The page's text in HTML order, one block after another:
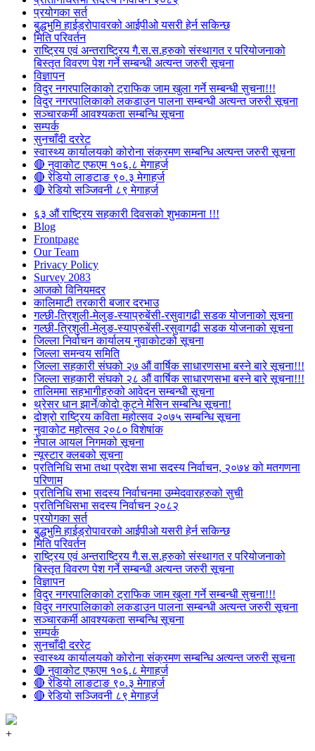
प्रयोगका सर्त
बुद्धभुमि हाईड्रोपावरको आईपीओ यसरी हेर्न सकिन्छ
मिति परिवर्तन
राष्ट्रिय एवं अन्तराष्ट्रिय गै.स.स.हरुको संस्थागत र परियोजनाको
बिस्तृत विवरण पेश गर्ने सम्बन्धी अत्यन्त जरुरी सूचना
विज्ञापन
विदुर नगरपालिकाको ट्राफिक जाम खुला गर्ने सम्बन्धी सुचना!!!
विदुर नगरपालिकाको लकडाउन पालना सम्बन्धी अत्यन्त जरुरी सूचना
सञ्चारकर्मी आवश्यकता सम्बन्धि सूचना
सम्पर्क
सुनचाँदी दररेट
स्वास्थ्य कार्यालयको कोरोना संक्रमण सम्बन्धि अत्यन्त जरुरी सूचना
🔴 नुवाकोट एफएम १०६.८ मेगाहर्ज
🔴 रेडियो लाङटाङ ९०.३ मेगाहर्ज
🔴 रेडियो सञ्जिवनी ८९ मेगाहर्ज
६३ औं राष्ट्रिय सहकारी दिवसको शुभकामना !!!
Blog
Frontpage
Our Team
Privacy Policy
Survey 2083
आजकाे विनियमदर
कालिमाटी तरकारी बजार दरभाउ
गल्छी-त्रिशुली-मेलुङ-स्याप्रुबेंसी-रसुवागढी सडक योजनाको सूचना
गल्छी-त्रिशुली-मेलुङ-स्याप्रुबेंसी-रसुवागढी सडक योजनाको सूचना
जिल्ला निर्वाचन कार्यालय नुवाकोटको सूचना
जिल्ला समन्वय समिति
जिल्ला सहकारी संघको २७ औं वार्षिक साधारणसभा बस्ने बारे सूचना!!!
जिल्ला सहकारी संघको २८ औं वार्षिक साधारणसभा बस्ने बारे सूचना!!!
तालिममा सहभागीहरुको आवेदन सम्बन्धी सूचना
थ्रेसर धान झार्ने/काेदाे कुट्ने मेसिन सम्बन्धि सूचना!
दोश्रो राष्ट्रिय कविता महोत्सव २०७५ सम्बन्धि सूचना
नुवाकोट महोत्सव २०८० विशेषांक
नेपाल आयल निगमको सूचना
न्यूस्टार क्लबको सूचना
प्रतिनिधि सभा तथा प्रदेश सभा सदस्य निर्वाचन, २०७४ को मतगणना
परिणाम
प्रतिनिधि सभा सदस्य निर्वाचनमा उम्मेदवारहरुको सुची
प्रतिनिधिसभा सदस्य निर्वाचन २०८२
प्रयोगका सर्त
बुद्धभुमि हाईड्रोपावरको आईपीओ यसरी हेर्न सकिन्छ
मिति परिवर्तन
राष्ट्रिय एवं अन्तराष्ट्रिय गै.स.स.हरुको संस्थागत र परियोजनाको
बिस्तृत विवरण पेश गर्ने सम्बन्धी अत्यन्त जरुरी सूचना
विज्ञापन
विदुर नगरपालिकाको ट्राफिक जाम खुला गर्ने सम्बन्धी सुचना!!!
विदुर नगरपालिकाको लकडाउन पालना सम्बन्धी अत्यन्त जरुरी सूचना
सञ्चारकर्मी आवश्यकता सम्बन्धि सूचना
सम्पर्क
सुनचाँदी दररेट
स्वास्थ्य कार्यालयको कोरोना संक्रमण सम्बन्धि अत्यन्त जरुरी सूचना
🔴 नुवाकोट एफएम १०६.८ मेगाहर्ज
🔴 रेडियो लाङटाङ ९०.३ मेगाहर्ज
🔴 रेडियो सञ्जिवनी ८९ मेगाहर्ज
+